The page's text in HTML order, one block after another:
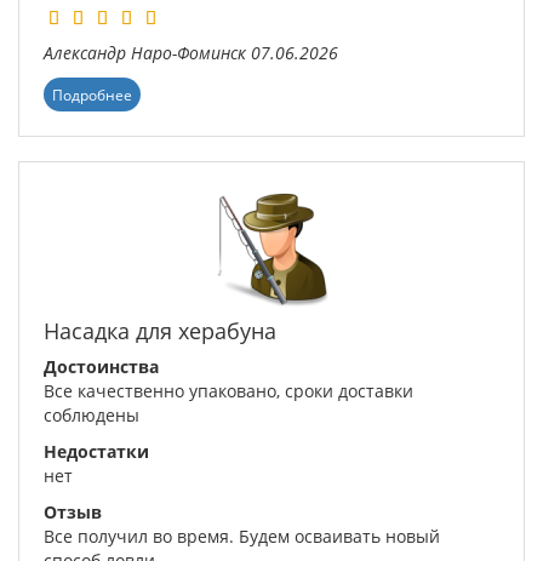
Александр Наро-Фоминск 07.06.2026
Подробнее
Насадка для херабуна
Достоинства
Все качественно упаковано, сроки доставки
соблюдены
Недостатки
нет
Отзыв
Все получил во время. Будем осваивать новый